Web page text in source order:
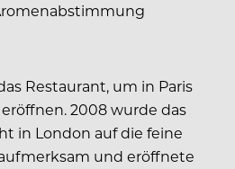
Restaurant, um in Paris
2008 wurde das
in London auf die feine
und eröffnete